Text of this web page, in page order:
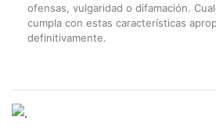
ofensas, vulgaridad o difamación.
cumpla con estas características
definitivamente.